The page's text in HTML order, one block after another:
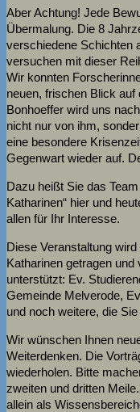
Aber Achtung! Jede
Übermalung. Die 8
verschiedene Schichten
versuchen mit dieser
Wir konnten
neuen, frischen Blick
Bonhoeffer wird uns
nicht nur von ihm,
eine besondere
Gegenwart wieder auf.
Dazu heißt Sie das
Katharinen“ hier und
allen für Ihr Interesse.
Diese Veranstaltung
Katharinen getragen
unterstützt: Ev.
Gemeinde Melverode,
und noch weitere, die
Wir wünschen Ihnen
Weiterdenken. Die
wiederholen. Bitte
zweiten und dritten
allein als